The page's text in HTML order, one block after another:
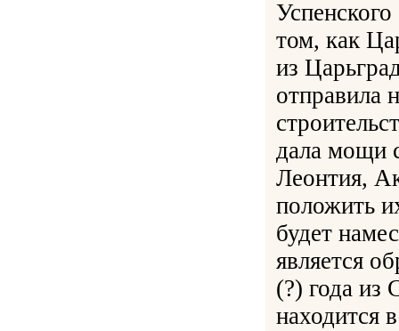
том, как
из
отправила
дала мощи
Леонтия,
положить
будет
является
(?) года из
находится